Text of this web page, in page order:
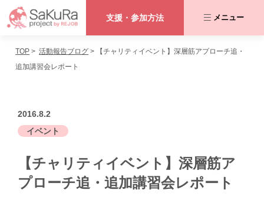
支援・参加方法 メニュー
咲くらプロジェクトとは
活動内容
協力者の皆さま
TOP 活動報告ブログ
【チャリティイベント】深層筋アプローチ追・
追加講習会レポート
2016.8.2
イベント
【チャリティイベント】深層筋ア
プローチ追・追加講習会レポート